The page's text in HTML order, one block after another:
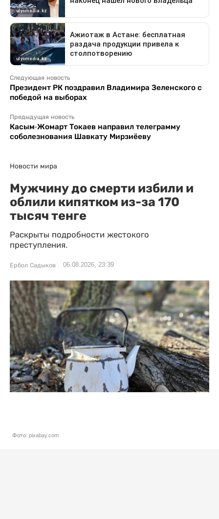
Следующая новость
Президент РК поздравил Владимира Зеленского с
победой на выборах
Предыдущая новость
Касым-Жомарт Токаев направил телеграмму
соболезнования Шавкату Мирзиёеву
Новости мира
Мужчину до смерти избили и
облили кипятком из-за 170
тысяч тенге
Раскрыты подробности жестокого
преступления.
Ербол Садыков 06.08.2026, 23:39
Фото: pixabay.com